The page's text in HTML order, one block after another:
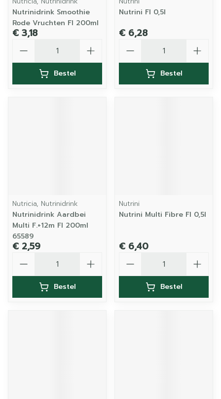
Nutrinidrink Smoothie
Rode Vruchten Fl 200ml
€ 3,18
Bestel
Nutrini Fl 0,5l
€ 6,28
Bestel
Nutricia, Nutrinidrink
Nutrinidrink Aardbei
Multi F.+12m Fl 200ml
65589
€ 2,59
Bestel
Nutrini
Nutrini Multi Fibre Fl 0,5l
€ 6,40
Bestel